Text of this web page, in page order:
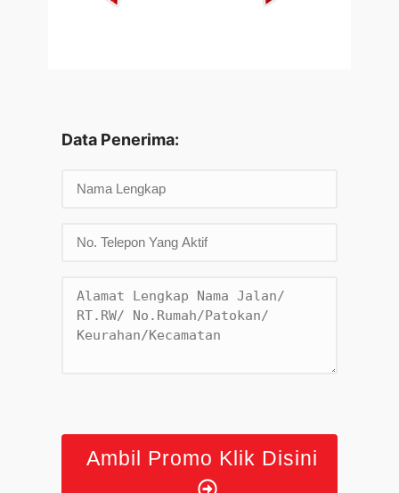
Data Penerima:
Ambil Promo Klik Disini